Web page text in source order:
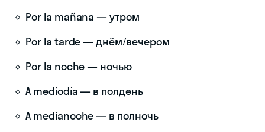
Por la mañana — утром
Por la tarde — днём/вечером
Por la noche — ночью
A mediodía — в полдень
A medianoche — в полночь